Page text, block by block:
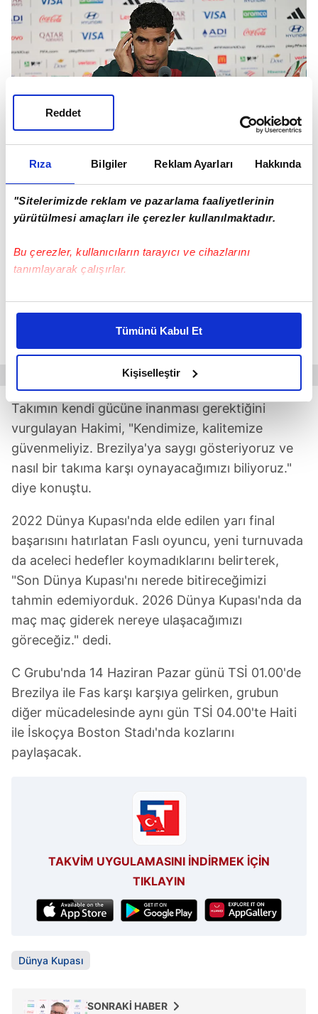
Rıza Bilgiler Reklam Ayarları Hakkında
"Sitelerimizde reklam ve pazarlama faaliyetlerinin
yürütülmesi amaçları ile çerezler kullanılmaktadır.
Bu çerezler, kullanıcıların tarayıcı ve cihazlarını
tanımlayarak çalışırlar.
Bu çerezlere izin vermeniz halinde sizlere özel
daha iyi reklam deneyimi yaşatabiliriz. Bunu yaparken
amacımızın size daha iyi bir reklam deneyimi sunmak
olduğunu ve sizlere en iyi içerikleri sunabilmek adına
elimizden gelen çabayı gösterdiğimizi ve bu noktada,
reklamların maliyetlerimizi karşılamak noktasında tek gelir
kalemimiz olduğunu sizlere hatırlatmak isteriz.
Her halükârda, kullanıcılar, bu çerezlere izin vermedikleri
takdirde, kullanıcılara hedefli reklamlar
gösterilmeyecektir."
Sizlere daha iyi bir hizmet sunabilmek için İnternet
Sitemizde kendimize ve üçüncü kişilere ait çerezler
kullanılmaktadır. Bu çerezler vasıtasıyla çeşitli kişisel
verileriniz işlenmekte olup gerekli olan çerezler bilgi
toplumu hizmetlerinin sunulması amacıyla
kullanılmaktadır. Diğer çerezler, sitemizin daha işlevsel
kılınması ve kişiselleştirilmesi ve sizlere yönelik
reklam/pazarlama faaliyetlerinin yapılması, amaçlarıyla
Çerezlere ilişkin tercihlerinizi aşağıda yer alan panel
vasıtasıyla belirleyebilirsiniz. Çerezlere ilişkin detaylı bilgi
için Ayarlar butonuna tıklayabilir,Çerez Bilgilendirme
Metnimizi
ziyaret edebilirsiniz.
hazırlanmış Aydınlatma Metnimizi okumak ve sitemizde
ilgili mevzuata uygun olarak kullanılan çerezlerle ilgili bilgi
tıklayınız.
Tümünü Kabul Et
Kişiselleştir
Reddet
Fas'ın yıldız isimlerinden Achraf Hakimi de
olacak. Her fırsatı değerlendireceğiz ama bence
maçın favorisi yok." ifadelerini kullandı.
Takımın kendi gücüne inanması gerektiğini
vurgulayan Hakimi, "Kendimize, kalitemize
güvenmeliyiz. Brezilya'ya saygı gösteriyoruz ve
nasıl bir takıma karşı oynayacağımızı biliyoruz."
diye konuştu.
2022 Dünya Kupası'nda elde edilen yarı final
başarısını hatırlatan Faslı oyuncu, yeni turnuvada
da aceleci hedefler koymadıklarını belirterek,
"Son Dünya Kupası'nı nerede bitireceğimizi
tahmin edemiyorduk. 2026 Dünya Kupası'nda da
maç maç giderek nereye ulaşacağımızı
göreceğiz." dedi.
C Grubu'nda 14 Haziran Pazar günü TSİ 01.00'de
Brezilya ile Fas karşı karşıya gelirken, grubun
diğer mücadelesinde aynı gün TSİ 04.00'te Haiti
ile İskoçya Boston Stadı'nda kozlarını
paylaşacak.
TAKVİM UYGULAMASINI İNDİRMEK İÇİN
TIKLAYIN
Dünya Kupası
SONRAKİ HABER